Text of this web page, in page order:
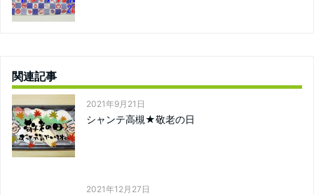
関連記事
2021年9月21日
シャンテ高槻★敬老の日
2021年12月27日